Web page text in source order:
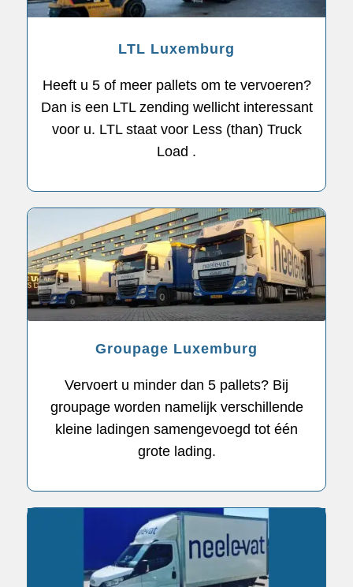
LTL Luxemburg
Heeft u 5 of meer pallets om te vervoeren?
Dan is een LTL zending wellicht interessant
voor u. LTL staat voor Less (than) Truck
Load .
Groupage Luxemburg
Vervoert u minder dan 5 pallets? Bij
groupage worden namelijk verschillende
kleine ladingen samengevoegd tot één
grote lading.